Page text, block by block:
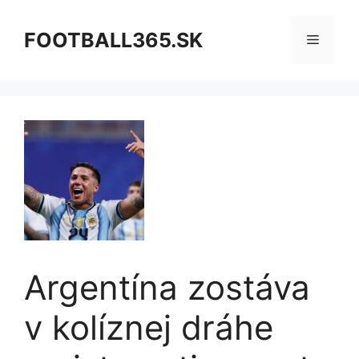
obsahFOOTBALL365.SK Menu
Argentína zostáva
v kolíznej dráhe